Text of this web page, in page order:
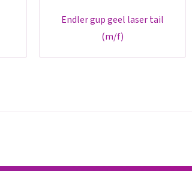
endler gup geel laser tail
(m/f)